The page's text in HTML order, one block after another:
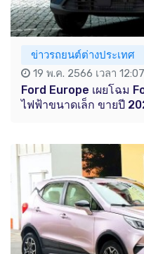
ข่าวรถยนต์ต่างประเทศ
19 พ.ค. 2566 เวลา
Ford Europe เผยโฉม
ไฟฟ้าขนาดเล็ก ขายปี